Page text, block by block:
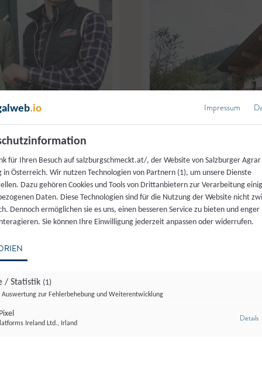
Salzburg Büro Schwaiger
Ziefer’s Hofmolkerei,
.io Impressum
für Ihren Besuch auf salzburgschmeckt.at/, der Website von Salzburger Agrar
in Österreich. Wir nutzen Technologien von Partnern (1), um unsere Dienste
Dazu gehören Cookies und Tools von Drittanbietern zur Verarbeitung
Daten. Diese Technologien sind für die Nutzung der Website nicht
Dennoch ermöglichen sie es uns, einen besseren Service zu bieten und
Sie können Ihre Einwilligung jederzeit anpassen oder widerrufen.
/ Statistik (1)
Auswertung zur Fehlerbehebung und Weiterentwicklung
Ireland Ltd., Irland
Details